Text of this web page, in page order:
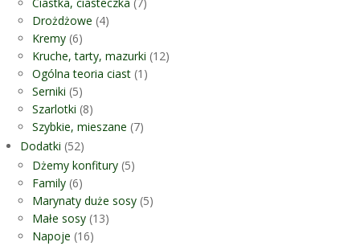
Drożdżowe (4)
Kremy (6)
Kruche, tarty, mazurki (12)
Ogólna teoria ciast (1)
Serniki (5)
Szarlotki (8)
Szybkie, mieszane (7)
Dodatki (52)
Dżemy konfitury (5)
Family (6)
Marynaty duże sosy (5)
Małe sosy (13)
Napoje (16)